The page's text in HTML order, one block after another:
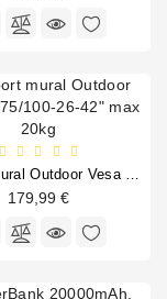
Support mural Outdoor Vesa 50/75/100-26-42" max 20kg
179,99 €